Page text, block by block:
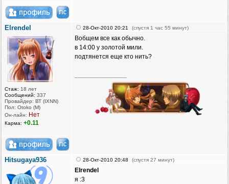
Elrendel
Стаж: 18 лет
Сообщений: 337
Провайдер: ВТ (IXNN)
Пол: Otoko (M)
Он-лайн: Нет
Карма: +0.11
28-Окт-2010 20:21 (спустя 1 час 55 минут)
Вобщем все как обычно.
в 14:00 у золотой мили.
подтянется еще кто нить?
Hitsugaya936 28-Окт-2010 20:48 (спустя 27 минут)
Elrendel
я :3